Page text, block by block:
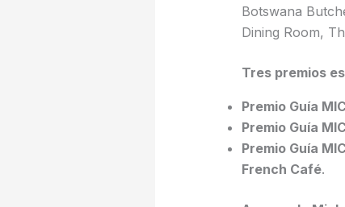
Botswana
Dining Room,
Tres premios
Premio Guía
Premio Guía
Premio Guía
French Café.